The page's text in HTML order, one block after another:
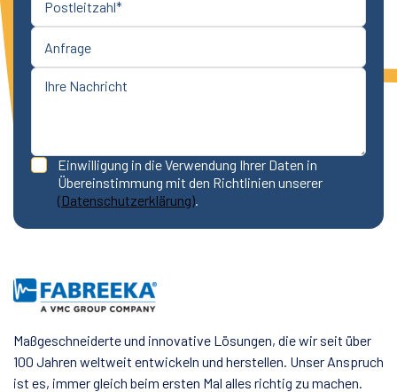
Einwilligung in die Verwendung Ihrer Daten in
Übereinstimmung mit den Richtlinien unserer
(Datenschutzerklärung).
Maßgeschneiderte und innovative Lösungen, die wir seit über
100 Jahren weltweit entwickeln und herstellen. Unser Anspruch
ist es, immer gleich beim ersten Mal alles richtig zu machen.